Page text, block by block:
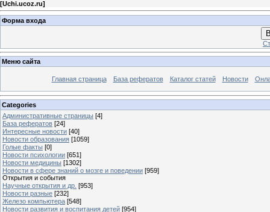
[Uchi.ucoz.ru]
Форма входа
Меню сайта
Главная страница База рефератов Каталог статей Новости
Categories
Административные страницы [4]
База рефератов [24]
Интересные новости [40]
Новости образования [1059]
Голые факты [0]
Новости психологии [651]
Новости медицины [1302]
Новости в сфере знаний о мозге и поведении [959]
Открытия и события
Научные открытия и др. [953]
Новости разные [232]
Железо компьютера [548]
Новости развития и воспитания детей [954]